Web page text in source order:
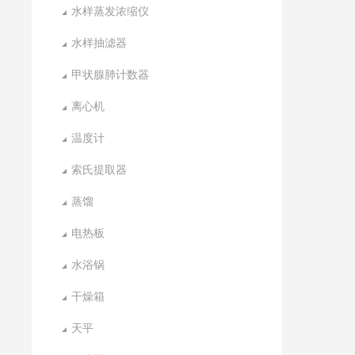
水样蒸发浓缩仪
水样抽滤器
甲状腺肺计数器
离心机
温度计
索氏提取器
蒸馏
电热板
水浴锅
干燥箱
天平